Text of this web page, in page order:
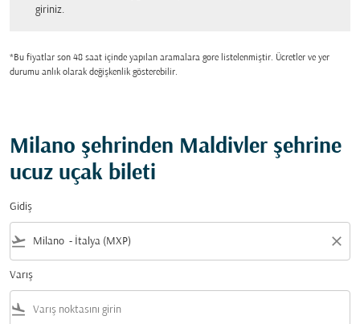
giriniz.
*Bu fiyatlar son 48 saat içinde yapılan aramalara gore listelenmiştir. Ücretler ve yer
durumu anlık olarak değişkenlik gösterebilir.
Milano şehrinden Maldivler şehrine
ucuz uçak bileti
Gidiş
flight_takeoff close
Varış
flight_land